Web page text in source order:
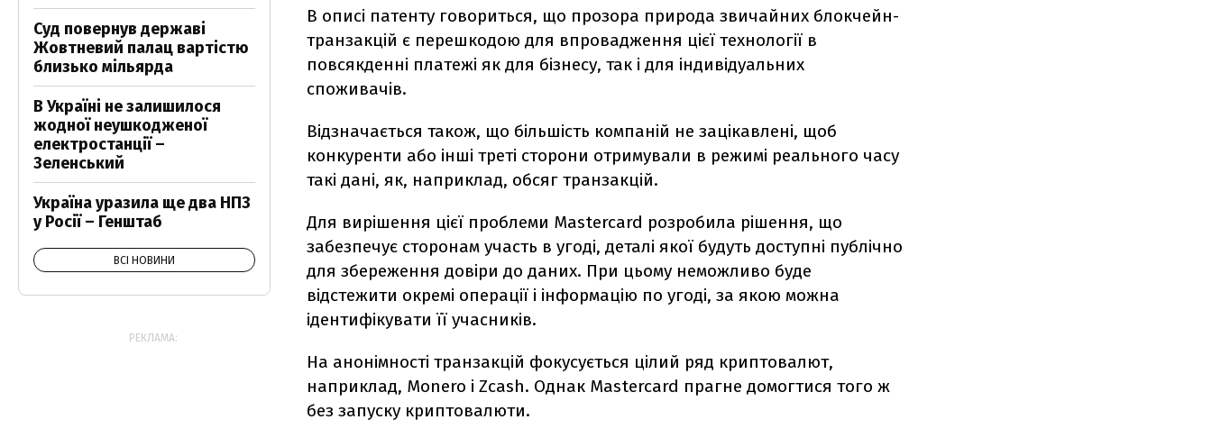
В описі патенту говориться, що прозора природа звичайних блокчейн-
транзакцій є перешкодою для впровадження цієї технології в
повсякденні платежі як для бізнесу, так і для індивідуальних
споживачів.
Відзначається також, що більшість компаній не зацікавлені, щоб
конкуренти або інші треті сторони отримували в режимі реального часу
такі дані, як, наприклад, обсяг транзакцій.
Для вирішення цієї проблеми Mastercard розробила рішення, що
забезпечує сторонам участь в угоді, деталі якої будуть доступні публічно
для збереження довіри до даних. При цьому неможливо буде
відстежити окремі операції і інформацію по угоді, за якою можна
ідентифікувати її учасників.
На анонімності транзакцій фокусується цілий ряд криптовалют,
наприклад, Мonero і Zcash. Однак Mastercard прагне домогтися того ж
без запуску криптовалюти.
Суд повернув державі
Жовтневий палац вартістю
близько мільярда
В Україні не залишилося
жодної неушкодженої
електростанції –
Зеленський
Україна уразила ще два НПЗ
у Росії – Генштаб
ВСІ НОВИНИ
РЕКЛАМА: